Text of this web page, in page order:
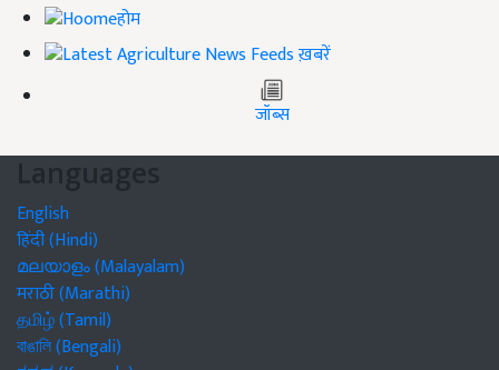
होम
ख़बरें
जॉब्स
Languages
English
हिंदी (Hindi)
മലയാളം (Malayalam)
मराठी (Marathi)
தமிழ் (Tamil)
বাঙালি (Bengali)